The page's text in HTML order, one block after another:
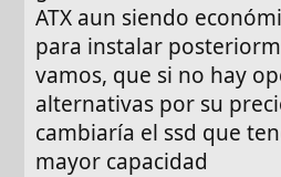
ATX aun siendo
para instalar
vamos, que si no hay
alternativas por su
cambiaría el ssd que
mayor capacidad